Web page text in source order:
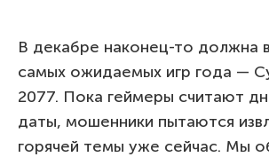
В декабре наконец-то должна
самых ожидаемых игр года —
2077. Пока геймеры считают
даты, мошенники пытаются
горячей темы уже сейчас. Мы